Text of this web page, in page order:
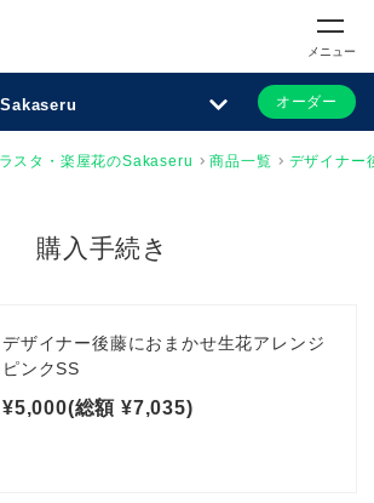
メニュー
オーダー
スタ・楽屋花のSakaseru 商品一覧 デザイナー
購入手続き
デザイナー後藤におまかせ生花アレンジ
ピンクSS
¥5,000(総額 ¥7,035)